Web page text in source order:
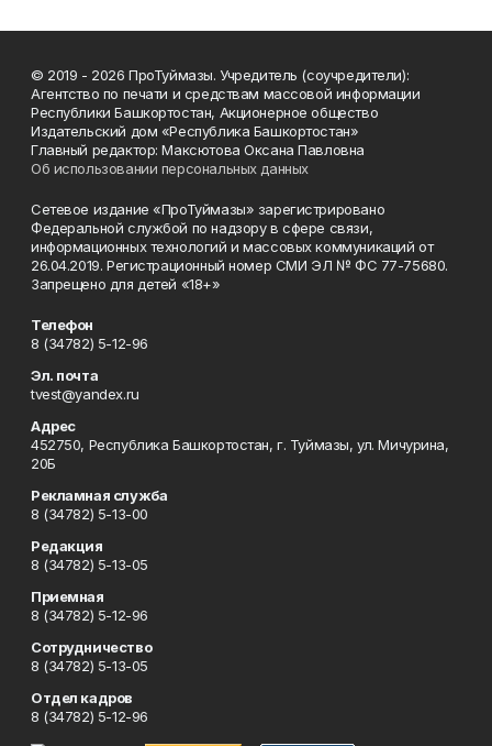
© 2019 - 2026 ПроТуймазы. Учредитель (соучредители):
Агентство по печати и средствам массовой информации
Республики Башкортостан, Акционерное общество
Издательский дом «Республика Башкортостан»
Главный редактор: Максютова Оксана Павловна
Об использовании персональных данных
Сетевое издание «ПроТуймазы» зарегистрировано
Федеральной службой по надзору в сфере связи,
информационных технологий и массовых коммуникаций от
26.04.2019. Регистрационный номер СМИ ЭЛ № ФС 77-75680.
Запрещено для детей «18+»
Телефон
8 (34782) 5-12-96
Эл. почта
tvest@yandex.ru
Адрес
452750, Республика Башкортостан, г. Туймазы, ул. Мичурина,
20Б
Рекламная служба
8 (34782) 5-13-00
Редакция
8 (34782) 5-13-05
Приемная
8 (34782) 5-12-96
Сотрудничество
8 (34782) 5-13-05
Отдел кадров
8 (34782) 5-12-96